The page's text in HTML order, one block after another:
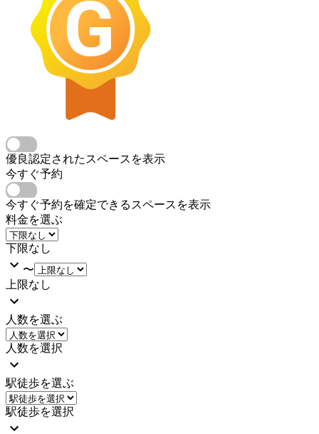
優良認定されたスペースを表示
今すぐ予約
今すぐ予約を確定できるスペースを表示
料金を選ぶ
下限なし
〜
上限なし
人数を選ぶ
人数を選択
駅徒歩を選ぶ
駅徒歩を選択